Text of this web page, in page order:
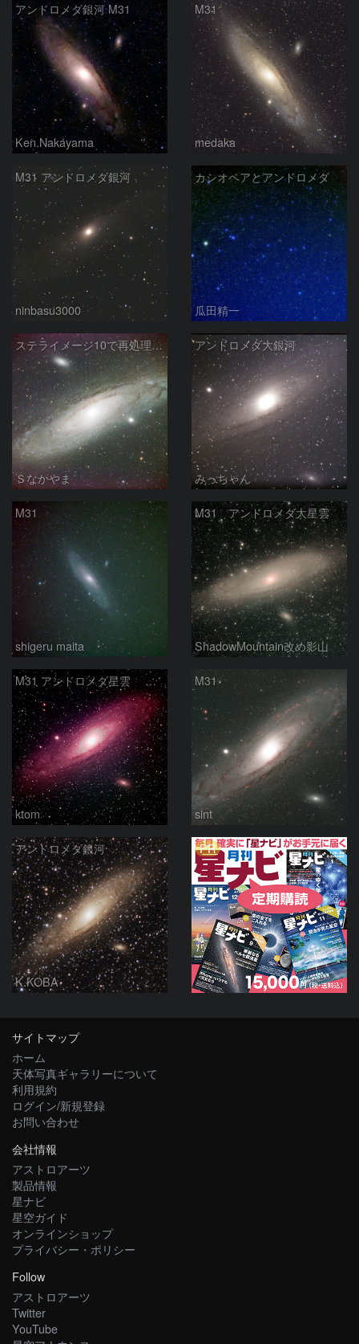
アンドロメダ銀河 M31
Ken.Nakayama
M31
medaka
M31 アンドロメダ銀河
ninbasu3000
カシオペアとアンドロメダ
瓜田精一
ステライメージ10で再処理したM31
Ｓなかやま
アンドロメダ大銀河
みっちゃん
M31
shigeru maita
M31 アンドロメダ大星雲
ShadowMountain改め影山
M31 アンドロメダ星雲 2026-1-14
ktom
M31
sint
アンドロメダ銀河
K.KOBA
PR
サイトマップ
ホーム
天体写真ギャラリーについて
利用規約
ログイン/新規登録
お問い合わせ
会社情報
アストロアーツ
製品情報
星ナビ
星空ガイド
オンラインショップ
プライバシー・ポリシー
Follow
アストロアーツ
Twitter
YouTube